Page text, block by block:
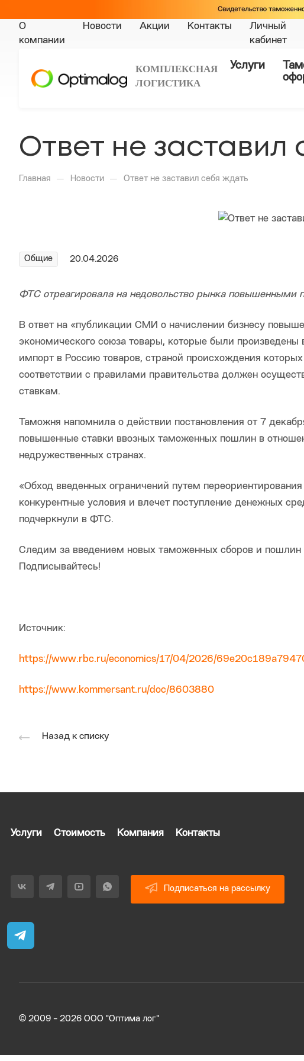
О
компании
Новости Акции Контакты
Личный
кабинет
КОМПЛЕКСНАЯ
ЛОГИСТИКА
Услуги
Ответ не заставил
Главная — Новости — Ответ не заставил себя ждать
Общие 20.04.2026
ФТС отреагировала на недовольство рынка повышенными
В ответ на «публикации СМИ о начислении бизнесу
экономического союза товары, которые были
импорт в Россию товаров, страной происхождения
соответствии с правилами правительства должен
ставкам.
Таможня напомнила о действии постановления от 7
повышенные ставки ввозных таможенных пошлин в
недружественных странах.
«Обход введенных ограничений путем
конкурентные условия и влечет поступление денежных
подчеркнули в ФТС.
Следим за введением новых таможенных сборов и пошлин
Подписывайтесь!
Источник:
https://www.rbc.ru/economics/17/04/2026/
https://www.kommersant.ru/doc/8603880
Назад к списку
Услуги Стоимость Компания Контакты
Подписаться на рассылку
© 2009 - 2026 ООО "Оптима лог"